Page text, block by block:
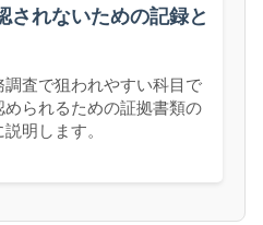
されないための記録と
査で狙われやすい科目で
られるための証拠書類の
明します。